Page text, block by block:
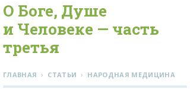
О Боге, Душе
и Человеке — часть
третья
ГЛАВНАЯ › СТАТЬИ › НАРОДНАЯ МЕДИЦИНА